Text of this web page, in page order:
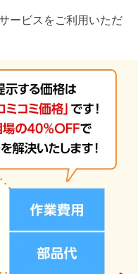
ービスをご利用いただ